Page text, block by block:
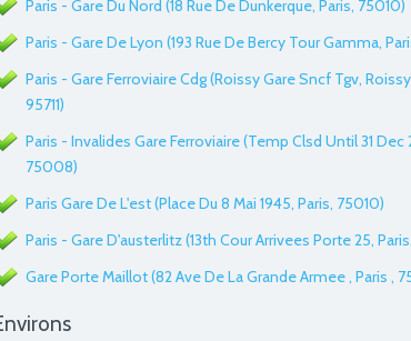
Paris - Gare Du Nord (18 Rue De Dunkerque, Paris, 75010)
Paris - Gare De Lyon (193 Rue De Bercy Tour Gamma,
Paris - Gare Ferroviaire Cdg (Roissy Gare Sncf Tgv,
95711)
Paris - Invalides Gare Ferroviaire (Temp Clsd Until 31 Dec
75008)
Paris Gare De L'est (Place Du 8 Mai 1945, Paris, 75010)
Paris - Gare D'austerlitz (13th Cour Arrivees Porte 25,
Gare Porte Maillot (82 Ave De La Grande Armee , Paris ,